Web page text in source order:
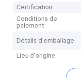
Certification
Conditions de
paiement
Détails d'emballage
Lieu d'origine